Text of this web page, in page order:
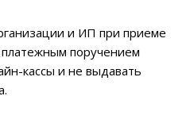
и ИП при приеме
платежным поручением
кассы и не выдавать